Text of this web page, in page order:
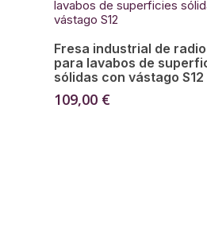
Añadir Al Carrito
Fresa industrial de radio
para lavabos de
sólidas con vástago S12
109,00 €